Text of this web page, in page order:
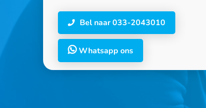
Bel naar 033-2043010
Whatsapp ons